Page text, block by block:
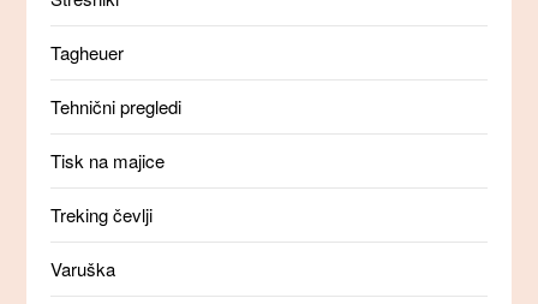
Tagheuer
Tehnični pregledi
Tisk na majice
Treking čevlji
Varuška